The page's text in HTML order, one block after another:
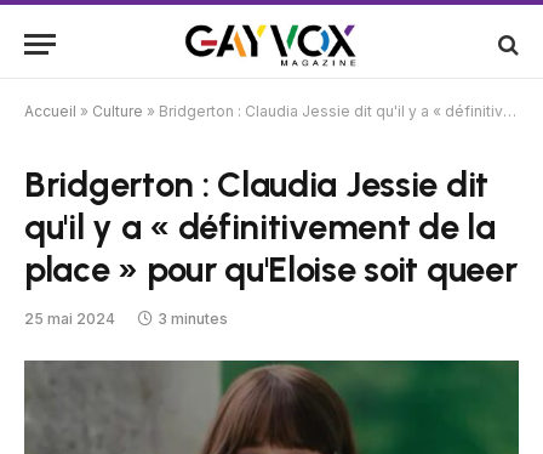
Accueil » Culture » Bridgerton : Claudia Jessie dit qu'il y a « définitivement de la place » pour qu'Eloise soit queer
Bridgerton : Claudia Jessie dit
qu'il y a « définitivement de la
place » pour qu'Eloise soit queer
25 mai 2024 3 minutes